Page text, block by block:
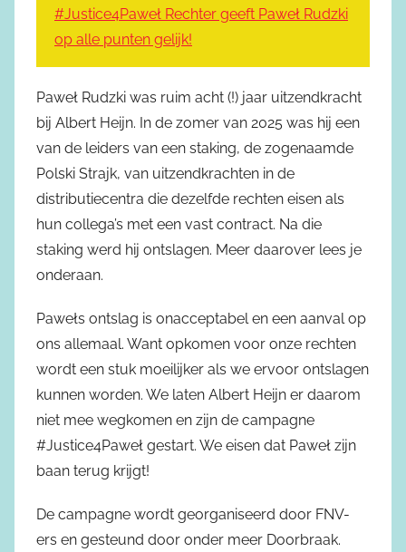
#Justice4Paweł Rechter geeft Paweł Rudzki
op alle punten gelijk!
Paweł Rudzki was ruim acht (!) jaar uitzendkracht
bij Albert Heijn. In de zomer van 2025 was hij een
van de leiders van een staking, de zogenaamde
Polski Strajk, van uitzendkrachten in de
distributiecentra die dezelfde rechten eisen als
hun collega’s met een vast contract. Na die
staking werd hij ontslagen. Meer daarover lees je
onderaan.
Pawełs ontslag is onacceptabel en een aanval op
ons allemaal. Want opkomen voor onze rechten
wordt een stuk moeilijker als we ervoor ontslagen
kunnen worden. We laten Albert Heijn er daarom
niet mee wegkomen en zijn de campagne
#Justice4Paweł gestart. We eisen dat Paweł zijn
baan terug krijgt!
De campagne wordt georganiseerd door FNV-
ers en gesteund door onder meer Doorbraak.